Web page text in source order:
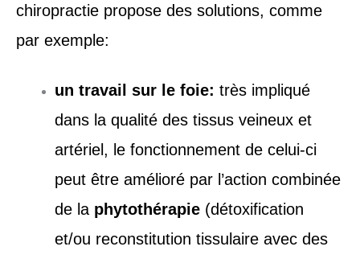
chiropractie propose des solutions, comme
par exemple:
un travail sur le foie: très impliqué
dans la qualité des tissus veineux et
artériel, le fonctionnement de celui-ci
peut être amélioré par l’action combinée
de la phytothérapie (détoxification
et/ou reconstitution tissulaire avec des